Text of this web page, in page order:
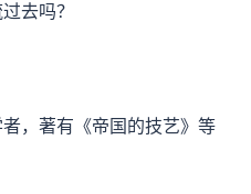
去吗？
，著有《帝国的技艺》等